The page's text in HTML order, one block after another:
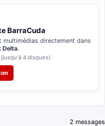
BarraCuda
directement dans
Delta.
4 disques).
2 messages